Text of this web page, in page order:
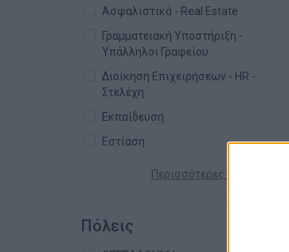
Ασφαλιστικά - Real Estate
Γραμματειακή Υποστήριξη -
Υπάλληλοι Γραφείου
Διοίκηση Επιχειρήσεων - HR -
Στελέχη
Εκπαίδευση
Εστίαση
Περισσότερες κατηγορίες +
Πόλεις